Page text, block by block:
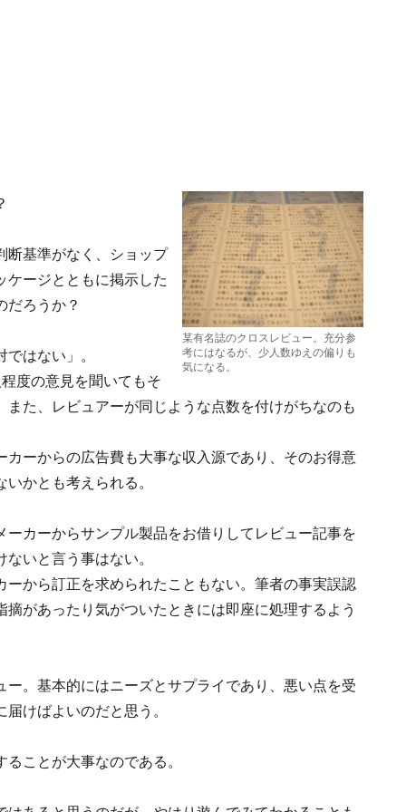
某有名誌のクロスレビュー。充分参
考にはなるが、少人数ゆえの偏りも
気になる。
断基準がなく、ショップ
ケージとともに掲示した
だろうか？
はない」。
度の意見を聞いてもそ
た、レビュアーが同じような点数を付けがちなのも
ーからの広告費も大事な収入源であり、そのお得意
かとも考えられる。
カーからサンプル製品をお借りしてレビュー記事を
いと言う事はない。
から訂正を求められたこともない。筆者の事実誤認
があったり気がついたときには即座に処理するよう
。基本的にはニーズとサプライであり、悪い点を受
けばよいのだと思う。
ことが大事なのである。